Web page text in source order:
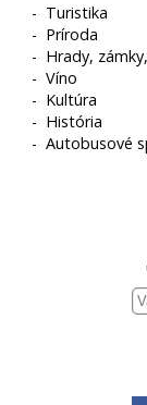
- Turistika
- Príroda
- Hrady,
-Víno
- Kultúra
- História
-Autobusové